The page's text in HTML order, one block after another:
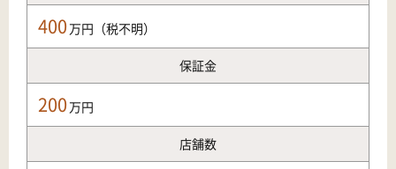
400 万円 （税不明）
保証金
200 万円
店舗数